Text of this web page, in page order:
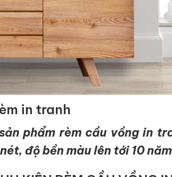
in tranh
phẩm rèm cầu vồng in
độ bền màu lên tới 10